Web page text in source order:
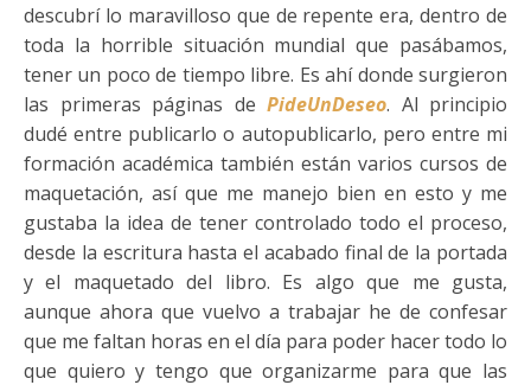
descubrí lo maravilloso que de repente era, dentro de
toda la horrible situación mundial que pasábamos,
tener un poco de tiempo libre. Es ahí donde surgieron
las primeras páginas de PideUnDeseo. Al principio
dudé entre publicarlo o autopublicarlo, pero entre mi
formación académica también están varios cursos de
maquetación, así que me manejo bien en esto y me
gustaba la idea de tener controlado todo el proceso,
desde la escritura hasta el acabado final de la portada
y el maquetado del libro. Es algo que me gusta,
aunque ahora que vuelvo a trabajar he de confesar
que me faltan horas en el día para poder hacer todo lo
que quiero y tengo que organizarme para que las